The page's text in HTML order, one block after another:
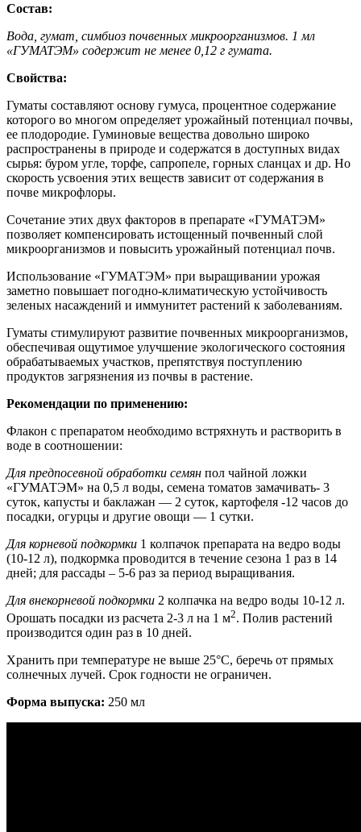
Состав:
Вода, гумат, симбиоз почвенных микроорганизмов. 1 мл
«ГУМАТЭМ» содержит не менее 0,12 г гумата.
Свойства:
Гуматы составляют основу гумуса, процентное содержание
которого во многом определяет урожайный потенциал почвы,
ее плодородие. Гуминовые вещества довольно широко
распространены в природе и содержатся в доступных видах
сырья: буром угле, торфе, сапропеле, горных сланцах и др. Но
скорость усвоения этих веществ зависит от содержания в
почве микрофлоры.
Сочетание этих двух факторов в препарате «ГУМАТЭМ»
позволяет компенсировать истощенный почвенный слой
микроорганизмов и повысить урожайный потенциал почв.
Использование «ГУМАТЭМ» при выращивании урожая
заметно повышает погодно-климатическую устойчивость
зеленых насаждений и иммунитет растений к заболеваниям.
Гуматы стимулируют развитие почвенных микроорганизмов,
обеспечивая ощутимое улучшение экологического состояния
обрабатываемых участков, препятствуя поступлению
продуктов загрязнения из почвы в растение.
Рекомендации по применению:
Флакон с препаратом необходимо встряхнуть и растворить в
воде в соотношении:
Для предпосевной обработки семян пол чайной ложки
«ГУМАТЭМ» на 0,5 л воды, семена томатов замачивать- 3
суток, капусты и баклажан — 2 суток, картофеля -12 часов до
посадки, огурцы и другие овощи — 1 сутки.
Для корневой подкормки 1 колпачок препарата на ведро воды
(10-12 л), подкормка проводится в течение сезона 1 раз в 14
дней; для рассады – 5-6 раз за период выращивания.
Для внекорневой подкормки 2 колпачка на ведро воды 10-12 л.
Орошать посадки из расчета 2-3 л на 1 м2. Полив растений
производится один раз в 10 дней.
Хранить при температуре не выше 25°С, беречь от прямых
солнечных лучей. Срок годности не ограничен.
Форма выпуска: 250 мл